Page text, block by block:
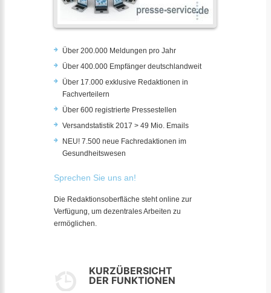
Über 200.000 Meldungen pro Jahr
Über 400.000 Empfänger deutschlandweit
Über 17.000 exklusive Redaktionen in
Fachverteilern
Über 600 registrierte Pressestellen
Versandstatistik 2017 > 49 Mio. Emails
NEU! 7.500 neue Fachredaktionen im
Gesundheitswesen
Sprechen Sie uns an!
Die Redaktionsoberfläche steht online zur
Verfügung, um dezentrales Arbeiten zu
ermöglichen.
KURZÜBERSICHT
DER FUNKTIONEN